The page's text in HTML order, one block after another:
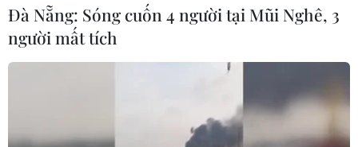
Tổng Bí thư, Chủ tịch nước Tô Lâm
lên đường thăm cấp Nhà nước
Đà Nẵng: Sóng cuốn 4 người tại Mũi Nghê, 3
người mất tích